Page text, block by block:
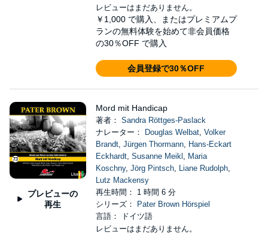
レビューはまだありません。
￥1,000 で購入、またはプレミアムプ
ランの無料体験を始めて非会員価格
の30％OFF で購入
会員登録で30％OFF
プレビューの
再生
Mord mit Handicap
著者： Sandra Röttges-Paslack
ナレーター：
Douglas Welbat, Volker
Brandt, Jürgen Thormann, Hans-Eckart
Eckhardt, Susanne Meikl , Maria
Koschny, Jörg Pintsch, Liane Rudolph,
Lutz Mackensy
再生時間： 1 時間 6 分
シリーズ：
Pater Brown Hörspiel
言語： ドイツ語
レビューはまだありません。